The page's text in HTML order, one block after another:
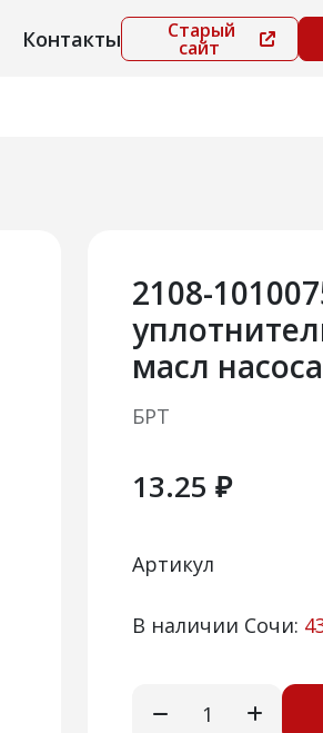
Контакты Старый
сайт
2108-
масл
БРТ
13.25 ₽
Артикул
В наличии Сочи: